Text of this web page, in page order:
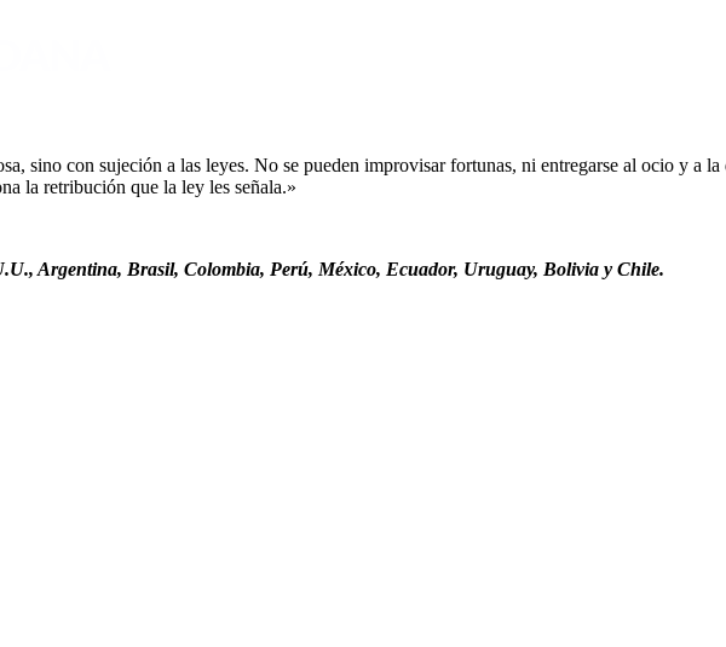
sino con sujeción a las leyes. No se pueden improvisar fortunas, ni entregarse al ocio y a
la retribución que la ley les señala.»
Argentina, Brasil, Colombia, Perú, México, Ecuador, Uruguay, Bolivia y Chile.